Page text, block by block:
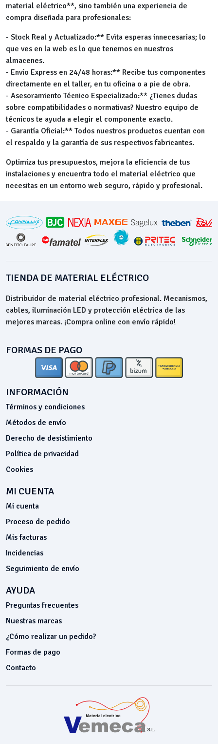
material eléctrico**, sino también una experiencia de
compra diseñada para profesionales:
- Stock Real y Actualizado:** Evita esperas innecesarias; lo
que ves en la web es lo que tenemos en nuestros
almacenes.
- Envío Express en 24/48 horas:** Recibe tus componentes
directamente en el taller, en tu oficina o a pie de obra.
- Asesoramiento Técnico Especializado:** ¿Tienes dudas
sobre compatibilidades o normativas? Nuestro equipo de
técnicos te ayuda a elegir el componente exacto.
- Garantía Oficial:** Todos nuestros productos cuentan con
el respaldo y la garantía de sus respectivos fabricantes.
Optimiza tus presupuestos, mejora la eficiencia de tus
instalaciones y encuentra todo el material eléctrico que
necesitas en un entorno web seguro, rápido y profesional.
TIENDA DE MATERIAL ELÉCTRICO
Distribuidor de material eléctrico profesional. Mecanismos,
cables, iluminación LED y protección eléctrica de las
mejores marcas. ¡Compra online con envío rápido!
FORMAS DE PAGO
INFORMACIÓN
Términos y condiciones
Métodos de envío
Derecho de desistimiento
Política de privacidad
Cookies
MI CUENTA
Mi cuenta
Proceso de pedido
Mis facturas
Incidencias
Seguimiento de envío
AYUDA
Preguntas frecuentes
Nuestras marcas
¿Cómo realizar un pedido?
Formas de pago
Contacto